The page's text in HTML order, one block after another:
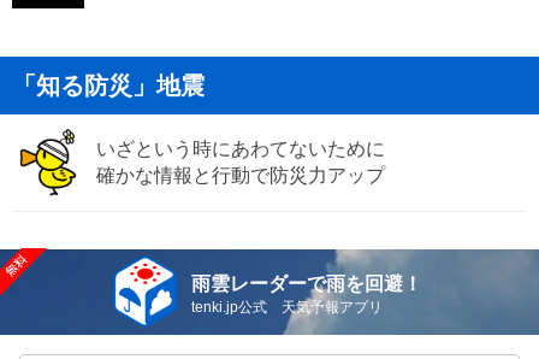
「知る防災」地震
いざという時にあわてないために
確かな情報と行動で防災力アップ
雨雲レーダーで雨を回避！
tenki.jp公式 天気予報アプリ